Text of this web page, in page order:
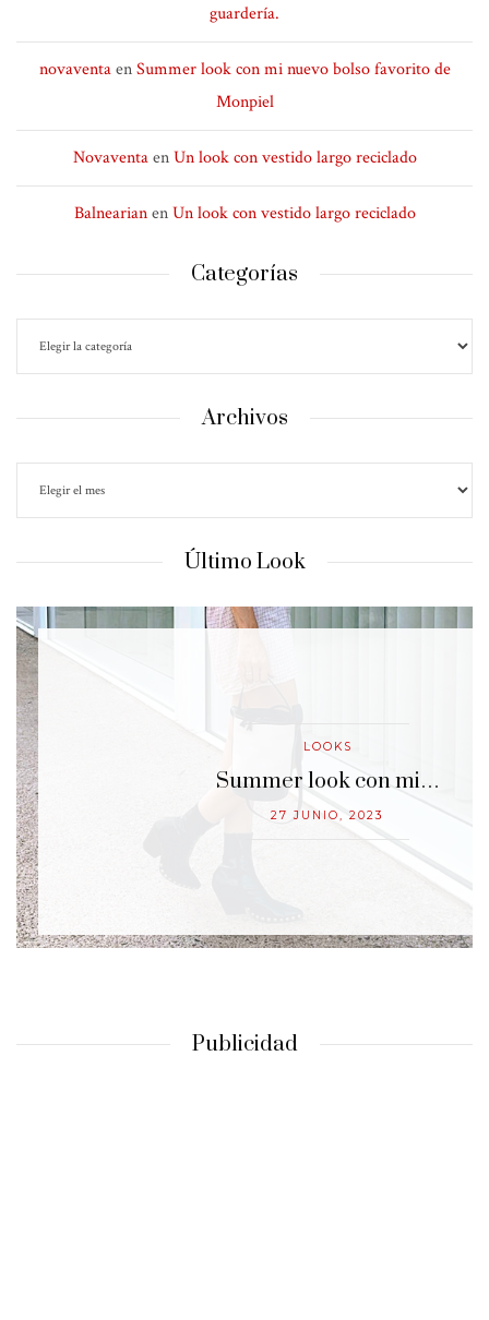
guardería.
novaventaenSummer look con mi nuevo bolso favorito de
Monpiel
NovaventaenUn look con vestido largo reciclado
BalnearianenUn look con vestido largo reciclado
Categorías
Archivos
Último Look
LOOKS
Summer look con mi…
27 JUNIO, 2023
Publicidad